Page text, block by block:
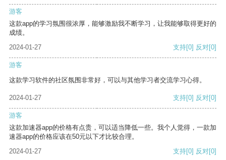
游客
这款app的学习氛围很浓厚，能够激励我不断学习，让我能够取得更好的
成绩。
2024-01-27
支持[0] 反对[0]
游客
这款学习软件的社区氛围非常好，可以与其他学习者交流学习心得。
2024-01-27 支持[0] 反对[0]
游客
这款加速器app的价格有点贵，可以适当降低一些。我个人觉得，一款加
速器app的价格应该在50元以下才比较合理。
2024-01-27
支持[0] 反对[0]